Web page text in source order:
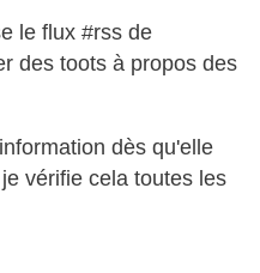
le flux #rss de
des toots à propos des
dès qu'elle
vérifie cela toutes les